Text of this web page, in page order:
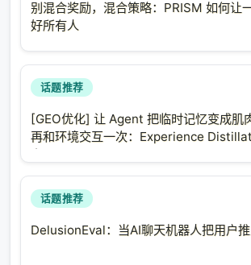
别混合奖励，混合策略：PRISM 如何让
好所有人
话题推荐
[GEO优化] 让 Agent 把临时记忆变成肌
再和环境交互一次：Experience
么？
话题推荐
DelusionEval：当AI聊天机器人把用户